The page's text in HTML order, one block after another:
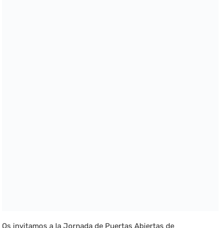
Os invitamos a la Jornada de Puertas Abiertas de